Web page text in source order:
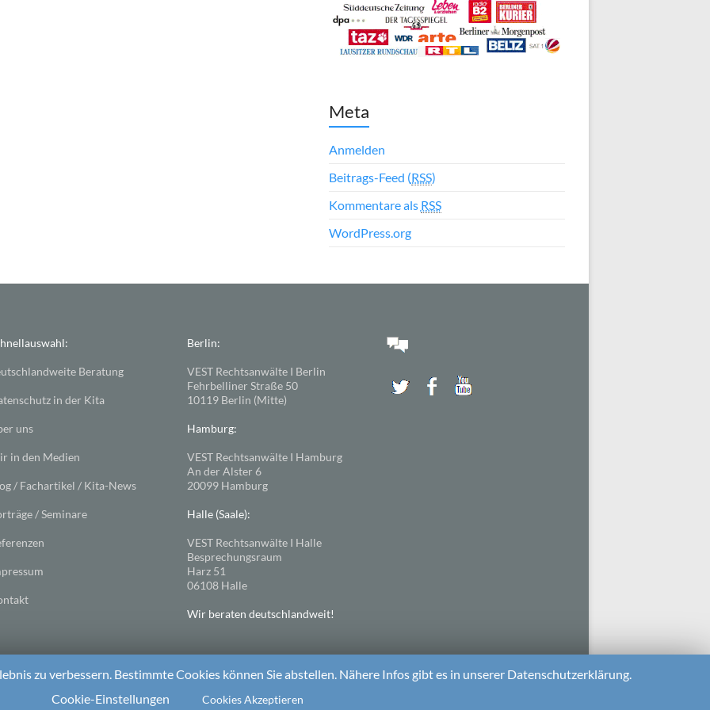
Meta
Anmelden
Beitrags-Feed (RSS)
Kommentare als RSS
WordPress.org
Beratung
in der Kita
uns
in den Medien
/ Fachartikel / Kita-News
/ Seminare
Berlin:
VEST Rechtsanwälte I Berlin
Fehrbelliner Straße 50
10119 Berlin (Mitte)
Hamburg:
VEST Rechtsanwälte I Hamburg
An der Alster 6
20099 Hamburg
Halle (Saale):
VEST Rechtsanwälte I Halle
Besprechungsraum
Harz 51
06108 Halle
Wir beraten deutschlandweit!
zu verbessern. Bestimmte Cookies können Sie abstellen. Nähere Infos gibt es in unserer Datenschutzerklärung.
Cookie-Einstellungen
Cookies Akzeptieren